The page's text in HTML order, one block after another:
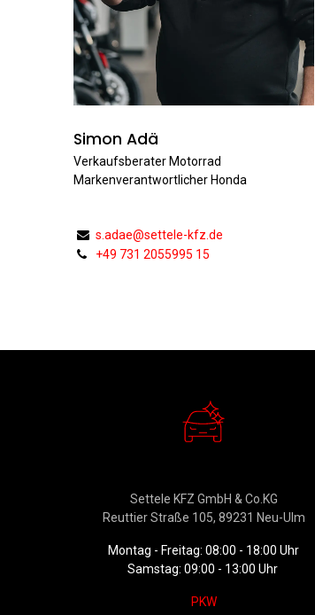
Simon Adä
Verkaufsberater Motorrad
Markenverantwortlicher Honda
s.adae@settele-kfz.de
+49 731 2055995 15
Settele KFZ GmbH & Co.KG
Reuttier Straße 105, 89231 Neu-Ulm
Montag - Freitag: 08:00 - 18:00 Uhr
Samstag: 09:00 - 13:00 Uhr
PKW